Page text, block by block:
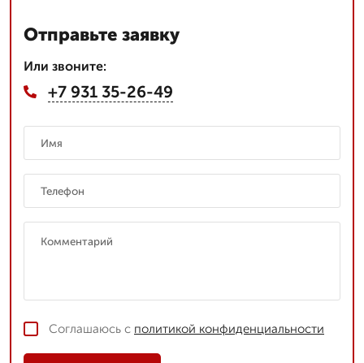
Отправьте заявку
Или звоните:
+7 931 35-26-49
Соглашаюсь с политикой конфиденциальности